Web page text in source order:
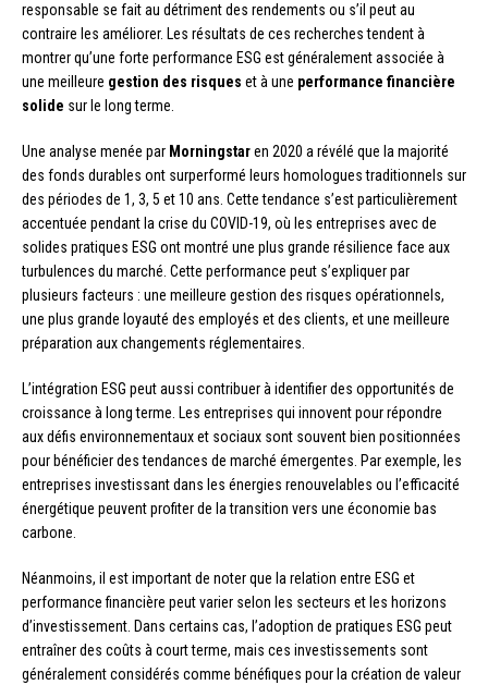
responsable se fait au détriment des rendements ou s’il peut au
contraire les améliorer. Les résultats de ces recherches tendent à
montrer qu’une forte performance ESG est généralement associée à
une meilleure gestion des risques et à une performance financière
solide sur le long terme.
Une analyse menée par Morningstaren 2020 a révélé que la majorité
des fonds durables ont surperformé leurs homologues traditionnels sur
des périodes de 1, 3, 5 et 10 ans. Cette tendance s’est particulièrement
accentuée pendant la crise du COVID-19, où les entreprises avec de
solides pratiques ESG ont montré une plus grande résilience face aux
turbulences du marché. Cette performance peut s’expliquer par
plusieurs facteurs : une meilleure gestion des risques opérationnels,
une plus grande loyauté des employés et des clients, et une meilleure
préparation aux changements réglementaires.
L’intégration ESG peut aussi contribuer à identifier des opportunités de
croissance à long terme. Les entreprises qui innovent pour répondre
aux défis environnementaux et sociaux sont souvent bien positionnées
pour bénéficier des tendances de marché émergentes. Par exemple, les
entreprises investissant dans les énergies renouvelables ou l’efficacité
énergétique peuvent profiter de la transition vers une économie bas
carbone.
Néanmoins, il est important de noter que la relation entre ESG et
performance financière peut varier selon les secteurs et les horizons
d’investissement. Dans certains cas, l’adoption de pratiques ESG peut
entraîner des coûts à court terme, mais ces investissements sont
généralement considérés comme bénéfiques pour la création de valeur